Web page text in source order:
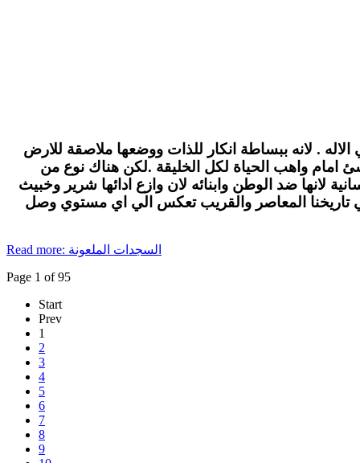
. لانه ببساطة انكار للذات ووضعها ملاصقة للارض
امام واهب الحياة لكل الخليقة .لكن هناك نوع من
لانها ضد الوطن وابنائه لان وازع ادائها شرير وخبيث
تاريخنا المعاصر والقريب تعكس الي اي مستوي وصل
Read more: السجدات الملعونة
Page 1 of 95
Start
Prev
1
2
3
4
5
6
7
8
9